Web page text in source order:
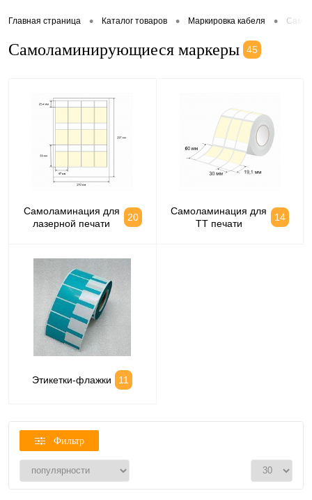
Главная страница • Каталог товаров • Маркировка кабеля •
Самоламинирующиеся маркеры 45
Самоламинация для
лазерной печати
20
Самоламинация для
ТТ печати
14
Этикетки-флажки 11
Фильтр